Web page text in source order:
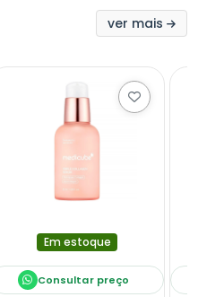
ver mais
Em estoque
Consultar preço